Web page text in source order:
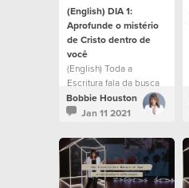
(English) DIA 1:
Aprofunde o mistério
de Cristo dentro de
você
(English) Toda a
Escritura fala da busca
de significado e
propósito.
Bobbie Houston
Jan 11 2021